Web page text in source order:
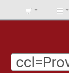
BIBLIOTECA